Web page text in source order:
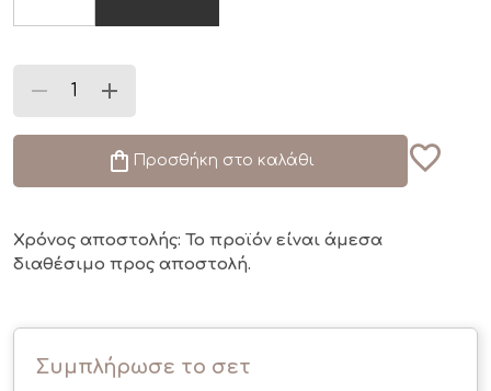
Προσθήκη στο καλάθι
Χρόνος αποστολής: Το προϊόν είναι άμεσα
διαθέσιμο προς αποστολή.
Συμπλήρωσε το σετ